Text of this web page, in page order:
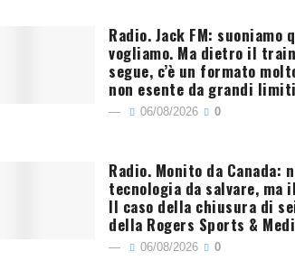
Radio. Jack FM: suoniamo
vogliamo. Ma dietro il
segue, c’è un formato
non esente da grandi limiti
06/08/2026 0
Radio. Monito da Canada:
tecnologia da salvare, ma
Il caso della chiusura di
della Rogers Sports &
06/08/2026 0